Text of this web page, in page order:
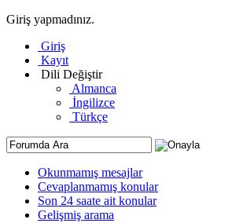
Giriş yapmadınız.
Giriş
Kayıt
Dili Değiştir
Almanca
İngilizce
Türkçe
Okunmamış mesajlar
Cevaplanmamış konular
Son 24 saate ait konular
Gelişmiş arama